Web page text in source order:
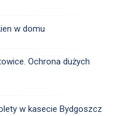
w domu
Ochrona dużych
w kasecie Bydgoszcz